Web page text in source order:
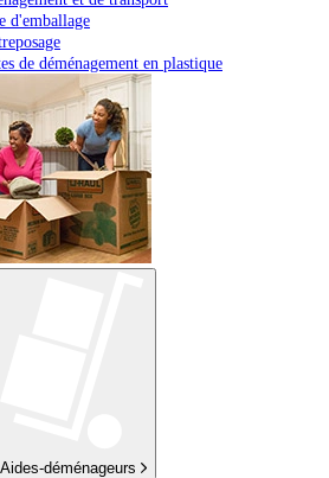
d'emballage
de déménagement en plastique
Aides-déménageurs